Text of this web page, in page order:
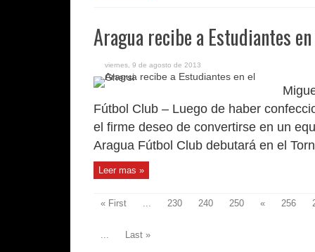
Aragua recibe a Estudiantes
viernes, 9 de agosto de 2013
Fútbol Club – Luego de haber
el firme deseo de convertirse en un
Aragua Fútbol Club debutará en el
Leer mas »
« First ... 230 240 250 « 256
... Last »